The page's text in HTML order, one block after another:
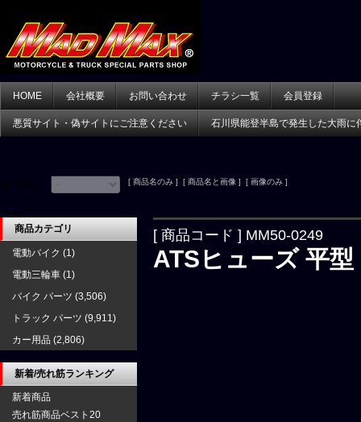
HOME 会社概要 お問い合わせ チラシ一覧 会員登録
悪質サイト・偽サイトにご注意ください 石川県能登半島で発生した大雨に
[ 商品名のみ ] [ 商品名と画像 ] [ 画像のみ ]
[ 商品コード ] MM50-0249
ATSヒューズ 平
商品カテゴリ
電動バイク (1)
電動三輪車 (1)
バイク パーツ (3,506)
トラック パーツ (9,911)
カー用品 (2,806)
新着/売れ筋ランキング
新着商品
売れ筋商品ベスト20